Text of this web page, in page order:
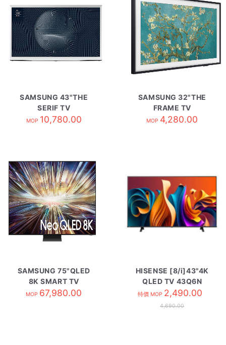
SAMSUNG 43"THE
SERIF TV
QA43LS01BAJXZK
MOP 10,780.00
SAMSUNG 32"THE
FRAME TV
QA32LS03CBJXZK
MOP 4,280.00
SAMSUNG 75"QLED
8K SMART TV
QA75QN800DJXZK
MOP 67,980.00
HISENSE [8/i]43"4K
QLED TV 43Q6N
特價 MOP 2,490.00
4,690.00